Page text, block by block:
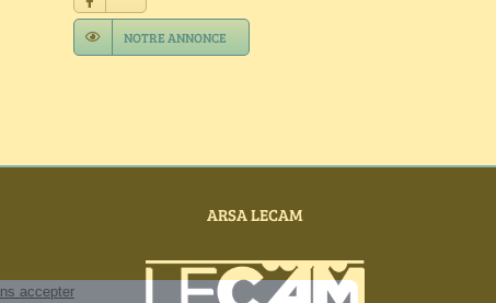
NOTRE ANNONCE
ARSA LECAM